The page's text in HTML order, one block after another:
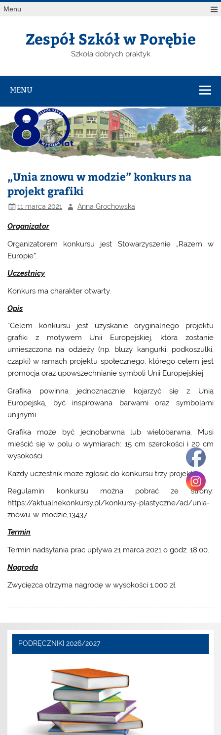
Menu
Zespół Szkół w Porębie
Szkoła dobrych praktyk
MENU
„Unia znowu w modzie” konkurs na
projekt grafiki
11 marca 2021 Anna Grochowska
Organizator
Organizatorem konkursu jest Stowarzyszenie „Razem w
Europie”.
Uczestnicy
Konkurs ma charakter otwarty.
Opis
“Celem konkursu jest uzyskanie oryginalnego projektu
grafiki z motywem Unii Europejskiej, która zostanie
umieszczona na odzieży (np. bluzy kangurki, podkoszulki,
czapki) w ramach projektu społecznego, którego celem jest
promocja oraz upowszechnianie symboli Unii Europejskiej.
Grafika powinna jednoznacznie kojarzyć się z Unią
Europejską, być inspirowana barwami oraz symbolami
unijnymi.
Grafika może być jednobarwna lub wielobarwna. Musi
mieścić się w polu o wymiarach: 15 cm szerokości i 20 cm
wysokości.
Każdy uczestnik może zgłosić do konkursu trzy projekty.
Regulamin konkursu można pobrać ze strony:
https://aktualnekonkursy.pl/konkursy-plastyczne/ad/unia-
znowu-w-modzie,13437
Termin
Termin nadsyłania prac upływa 21 marca 2021 o godz. 18:00.
Nagroda
Zwycięzca otrzyma nagrodę w wysokości 1.000 zł.
PODRĘCZNIKI 2026/2027